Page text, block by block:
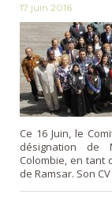
17 juin 2016
Ce 16 Juin, le
désignation de
Colombie, en tant
de Ramsar. Son